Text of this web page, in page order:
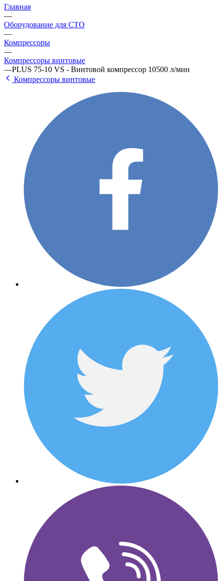
Главная
—
Оборудование для СТО
—
Компрессоры
—
Компрессоры винтовые
—PLUS 75-10 VS - Винтовой компрессор 10500 л/мин
Компрессоры винтовые